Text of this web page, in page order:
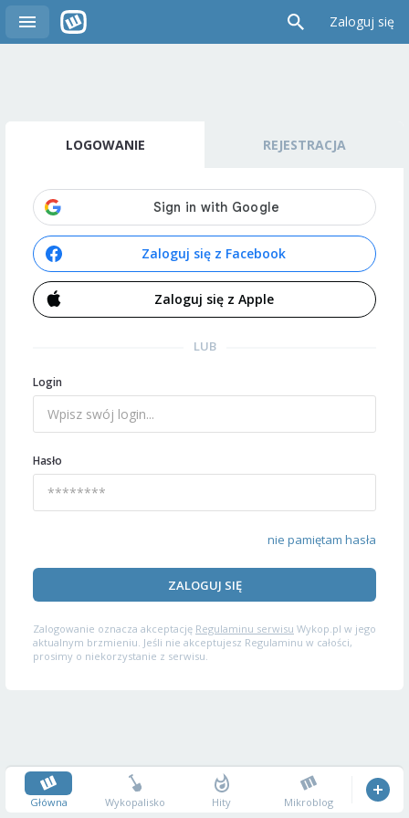
Zaloguj się
LOGOWANIE REJESTRACJA
Zaloguj się z Facebook
Zaloguj się z Apple
LUB
Login
Hasło
nie pamiętam hasła
ZALOGUJ SIĘ
Zalogowanie oznacza akceptację Regulaminu serwisu Wykop.pl w jego
aktualnym brzmieniu. Jeśli nie akceptujesz Regulaminu w całości,
prosimy o niekorzystanie z serwisu.
Główna Wykopalisko Hity Mikroblog